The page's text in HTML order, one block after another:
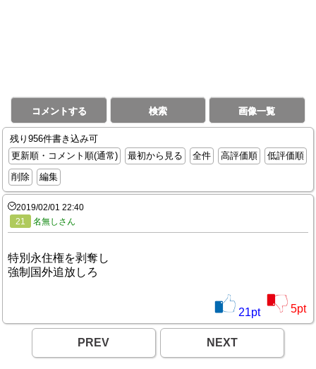
コメントする 検索 画像一覧
残り956件書き込み可
更新順・コメント順(通常)
最初から見る 全件 高評価順
低評価順
削除
編集
2019/02/01 22:40
21
名無しさん
特別永住権を剥奪し
強制国外追放しろ
21pt 5pt
PREV NEXT